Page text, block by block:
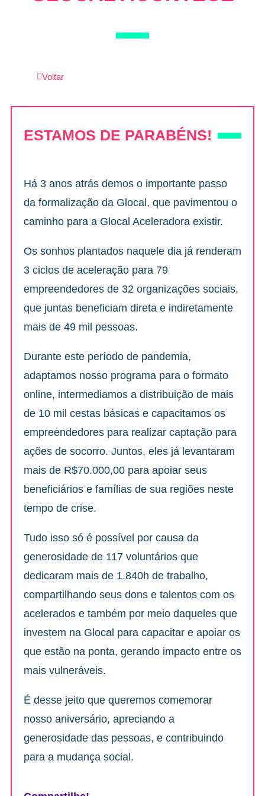
Voltar
ESTAMOS DE PARABÉNS!
Há 3 anos atrás demos o importante passo
da formalização da Glocal, que pavimentou o
caminho para a Glocal Aceleradora existir.
Os sonhos plantados naquele dia já renderam
3 ciclos de aceleração para 79
empreendedores de 32 organizações sociais,
que juntas beneficiam direta e indiretamente
mais de 49 mil pessoas.
Durante este período de pandemia,
adaptamos nosso programa para o formato
online, intermediamos a distribuição de mais
de 10 mil cestas básicas e capacitamos os
empreendedores para realizar captação para
ações de socorro. Juntos, eles já levantaram
mais de R$70.000,00 para apoiar seus
beneficiários e famílias de sua regiões neste
tempo de crise.
Tudo isso só é possível por causa da
generosidade de 117 voluntários que
dedicaram mais de 1.840h de trabalho,
compartilhando seus dons e talentos com os
acelerados e também por meio daqueles que
investem na Glocal para capacitar e apoiar os
que estão na ponta, gerando impacto entre os
mais vulneráveis.
É desse jeito que queremos comemorar
nosso aniversário, apreciando a
generosidade das pessoas, e contribuindo
para a mudança social.